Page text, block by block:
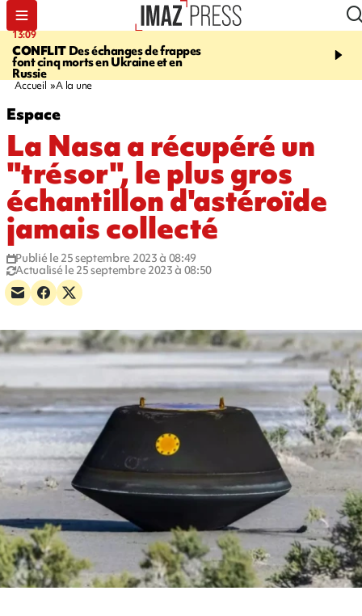
13:09
CONFLIT Des échanges de frappes
font cinq morts en Ukraine et en
Russie
17:14
Quatre
européennes pour les
Accueil A la une
Espace
La Nasa a récupéré un
"trésor", le plus gros
échantillon d'astéroïde
jamais collecté
Publié le 25 septembre 2023 à 08:49
Actualisé le 25 septembre 2023 à 08:50